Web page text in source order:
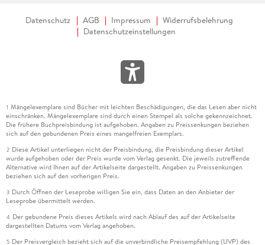
Datenschutz AGB Impressum
Widerrufsbelehrung
Datenschutzeinstellungen
1 Mängelexemplare sind Bücher mit leichten Beschädigungen, die das Lesen aber nicht
einschränken. Mängelexemplare sind durch einen Stempel als solche gekennzeichnet.
Die frühere Buchpreisbindung ist aufgehoben. Angaben zu Preissenkungen beziehen
sich auf den gebundenen Preis eines mangelfreien Exemplars.
2 Diese Artikel unterliegen nicht der Preisbindung, die Preisbindung dieser Artikel
wurde aufgehoben oder der Preis wurde vom Verlag gesenkt. Die jeweils zutreffende
Alternative wird Ihnen auf der Artikelseite dargestellt. Angaben zu Preissenkungen
beziehen sich auf den vorherigen Preis.
3 Durch Öffnen der Leseprobe willigen Sie ein, dass Daten an den Anbieter der
Leseprobe übermittelt werden.
4 Der gebundene Preis dieses Artikels wird nach Ablauf des auf der Artikelseite
dargestellten Datums vom Verlag angehoben.
5 Der Preisvergleich bezieht sich auf die unverbindliche Preisempfehlung (UVP) des